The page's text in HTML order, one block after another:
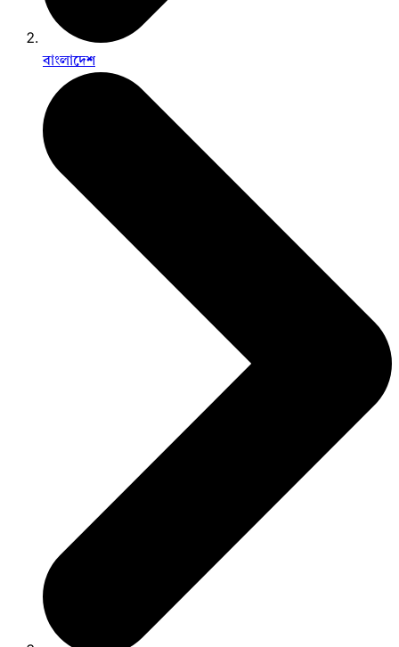
বাংলাদেশ